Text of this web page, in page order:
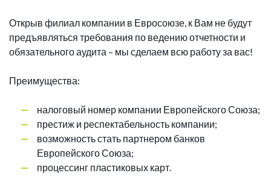
Открыв филиал компании в Евросоюзе, к Вам не будут
предъявляться требования по ведению отчетности и
обязательного аудита – мы сделаем всю работу за вас!
Преимущества:
налоговый номер компании Европейского Союза;
престиж и респектабельность компании;
возможность стать партнером банков
Европейского Союза;
процессинг пластиковых карт.